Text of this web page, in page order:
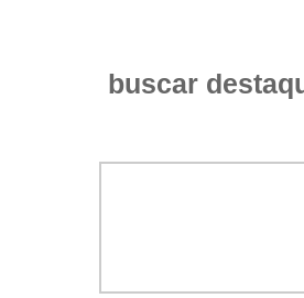
buscar